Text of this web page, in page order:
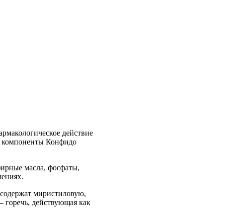
действие
компоненты Конфидо
масла, фосфаты,
миристиловую,
действующая как